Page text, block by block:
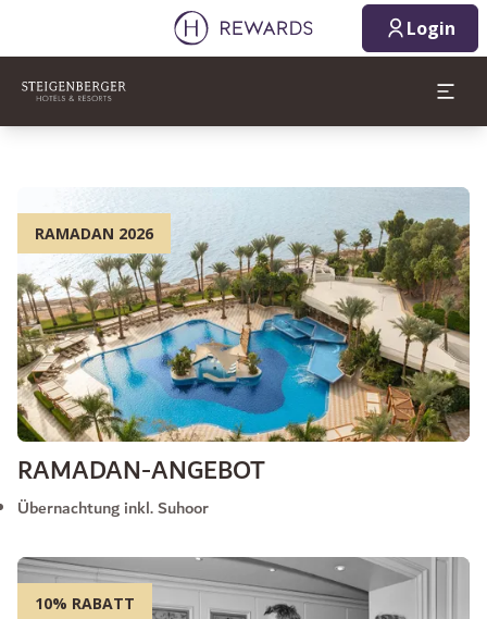
Login
RAMADAN 2026
RAMADAN-ANGEBOT
Übernachtung inkl. Suhoor
10% RABATT